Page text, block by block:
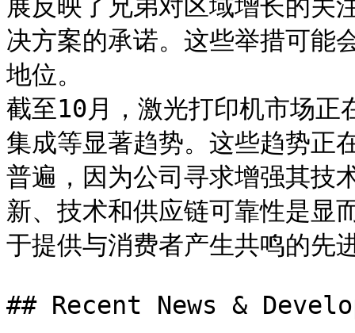
展反映了兄弟对区域增长的关
决方案的承诺。这些举措可能
地位。
截至10月，激光打印机市场正
集成等显著趋势。这些趋势正
普遍，因为公司寻求增强其技
新、技术和供应链可靠性是显
于提供与消费者产生共鸣的先
## Recent News &